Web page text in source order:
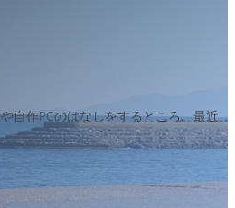
自作PCのはなしをするところ。最近